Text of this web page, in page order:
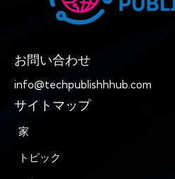
お問い合わせ
info@techpublishhhub.com
サイトマップ
家
トピック